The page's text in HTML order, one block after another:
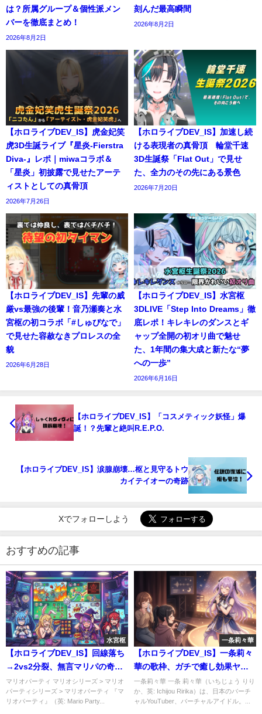
は？所属グループ＆個性派メン
バーを徹底まとめ！
2026年8月2日
刻んだ最高瞬間
2026年8月2日
【ホロライブDEV_IS】虎金妃笑
虎3D生誕ライブ『星炎-Fierstra
Diva-』レポ｜miwaコラボ＆
「星炎」初披露で見せたアーテ
ィストとしての真骨頂
2026年7月26日
【ホロライブDEV_IS】加速し続
ける表現者の真骨頂 輪堂千速
3D生誕祭「Flat Out」で見せ
た、全力のその先にある景色
2026年7月20日
【ホロライブDEV_IS】先輩の威
厳vs最強の後輩！音乃瀬奏と水
宮枢の初コラボ「#しゅぴなで」
で見せた容赦なきプロレスの全
貌
2026年6月28日
【ホロライブDEV_IS】水宮枢
3DLIVE「Step Into Dreams」徹
底レポ！キレキレのダンスとギ
ャップ全開の初オリ曲で魅せ
た、1年間の集大成と新たな“夢
への一歩”
2026年6月16日
【ホロライブDEV_IS】「コスメティック妖怪」爆
誕！？先輩と絶叫R.E.P.O.
【ホロライブDEV_IS】涙腺崩壊…枢と見守るトウ
カイテイオーの奇跡
Xでフォローしよう
おすすめの記事
水宮枢
【ホロライブDEV_IS】回線落ち
→2vs2分裂、無言マリパの奇跡
展開がこちら #綺々羅々ヴィヴ
ィ #水宮枢
マリオパーティ マリオシリーズ > マリオ
パーティシリーズ > マリオパーティ 『マ
リオパーティ』（英: Mario Party...
一条莉々華
【ホロライブDEV_IS】一条莉々
華の歌枠、ガチで癒し効果ヤバ
すぎる件ｗｗｗ #一条莉々華
一条莉々華 一条 莉々華（いちじょう りり
か、英: Ichijou Ririka）は、日本のバーチ
ャルYouTuber、バーチャルアイドル。...